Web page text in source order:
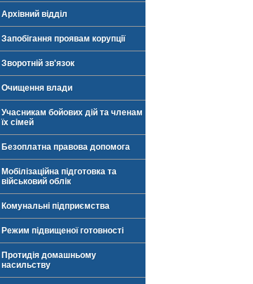
Архівний відділ
Запобігання проявам корупції
Зворотній зв'язок
Очищення влади
Учасникам бойових дій та членам
їх сімей
Безоплатна правова допомога
Мобілізаційна підготовка та
військовий облік
Комунальні підприємства
Режим підвищеної готовності
Протидія домашньому
насильству